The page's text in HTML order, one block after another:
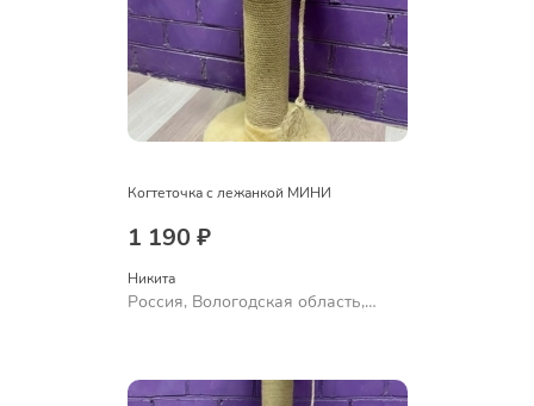
Когтеточка с лежанкой МИНИ
1 190 ₽
Никита
Россия, Вологодская область,